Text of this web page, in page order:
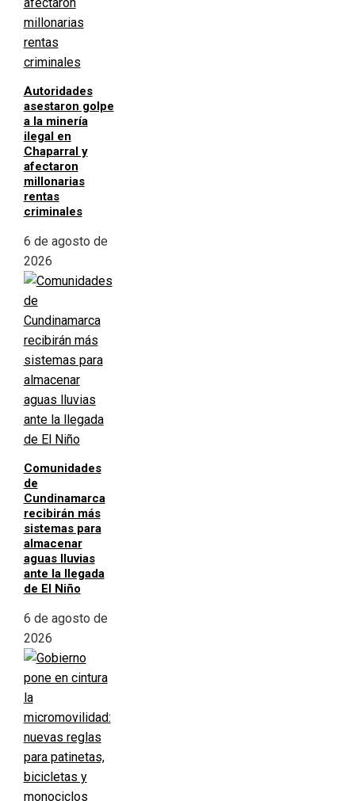
Autoridades
asestaron golpe
a la minería
ilegal en
Chaparral y
afectaron
millonarias
rentas
criminales
6 de agosto de
2026
Comunidades
de
Cundinamarca
recibirán más
sistemas para
almacenar
aguas lluvias
ante la llegada
de El Niño
6 de agosto de
2026